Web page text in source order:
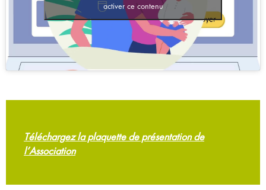
activer ce contenu
Téléchargez la plaquette de présentation de
l’Association